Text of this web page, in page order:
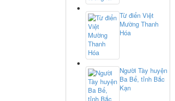
Từ điển Việt
Mường Thanh
Hóa
Người Tày huyện
Ba Bể, tỉnh Bắc
Kạn